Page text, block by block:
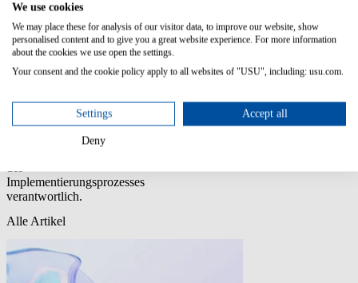
Director Product
Management ist
Christopher für
die
kontinuierliche
FinOps und der
zugehörigen
Implementierungsprozesses
verantwortlich.
Alle Artikel
We use cookies
We may place these for analysis of our visitor data, to improve our website, show
personalised content and to give you a great website experience. For more information
about the cookies we use open the settings.
Your consent and the cookie policy apply to all websites of "USU", including: usu.com.
Settings Accept all
Deny